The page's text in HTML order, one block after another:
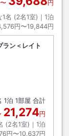
〜
円
1名 (2名1室)｜ 1泊
円〜19,844円
ン＜レイト
1泊 1部屋 合計
21,274円
(2名1室)｜ 1泊
円〜10,637円